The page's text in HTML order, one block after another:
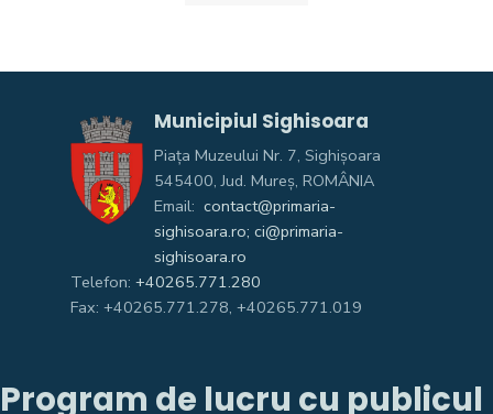
Municipiul Sighisoara
Piața Muzeului Nr. 7, Sighişoara
545400, Jud. Mureş, ROMÂNIA
Email: contact@primaria-
sighisoara.ro; ci@primaria-
sighisoara.ro
Telefon: +40265.771.280
Fax: +40265.771.278, +40265.771.019
Program de lucru cu publicul